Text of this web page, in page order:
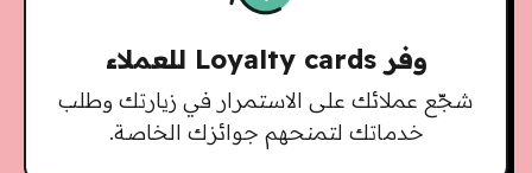
وفر Loyalty cards للعملاء
شجّع عملائك على الاستمرار في زيارتك وطلب
خدماتك لتمنحهم جوائزك الخاصة.